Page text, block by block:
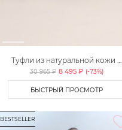
Туфли из натуральной кожи с
декоративным ремешком
30 965 ₽ 8 495 ₽ (-73%)
БЫСТРЫЙ ПРОСМОТР
BESTSELLER